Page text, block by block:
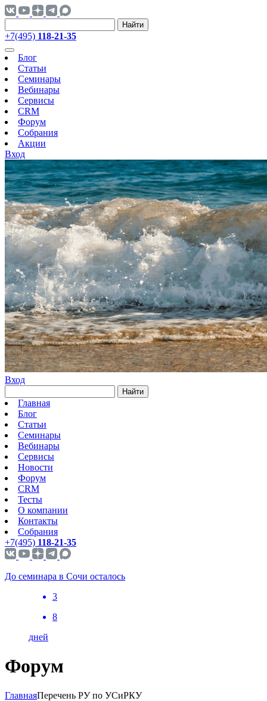
Найти
+7(495) 118-21-35
Блог
Статьи
Семинары
Вебинары
Сервисы
CRM
Форум
Собрания
Акции
Вход
Вход
Найти
Главная
Блог
Статьи
Семинары
Вебинары
Сервисы
Новости
Форум
CRM
Тесты
О компании
Контакты
Собрания
+7(495) 118-21-35
До семинара в Сочи осталось
3
8
дней
Форум
ГлавнаяПеречень РУ по УСиРКУ